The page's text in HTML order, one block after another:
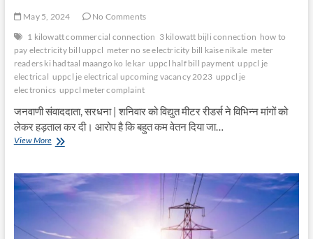
May 5, 2024
No Comments
1 kilowatt commercial connection 3 kilowatt bijli connection how to
pay electricity bill uppcl meter no se electricity bill kaise nikale meter
readers ki hadtaal maango ko le kar uppcl half bill payment uppcl je
electrical uppcl je electrical upcoming vacancy 2023 uppcl je
electronics uppcl meter complaint
जनवाणी संवाददाता, सरधना | शनिवार को विद्युत मीटर रीडर्स ने विभिन्न मांगों को
लेकर हड़ताल कर दी। आरोप है कि बहुत कम वेतन दिया जा…
View Moreमीटर
की
हड़ताल
मांगों